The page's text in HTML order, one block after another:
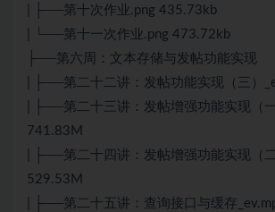
| ├──第十次作业.png 435.73kb
| └──第十一次作业.png 473.72kb
├──第六周：文本存储与发帖功能实现
| ├──第二十二讲：发帖功能实现（三）
| ├──第二十三讲：发帖增强功能实现（
741.83M
| ├──第二十四讲：发帖增强功能实现（
529.53M
| ├──第二十五讲：查询接口与缓存